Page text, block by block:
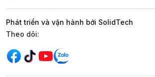
Phát triển và vận hành bởi SolidTech
Mạng xã hội
Theo dõi: